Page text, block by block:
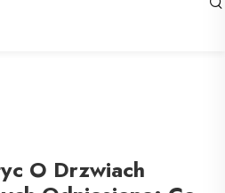
O Drzwiach